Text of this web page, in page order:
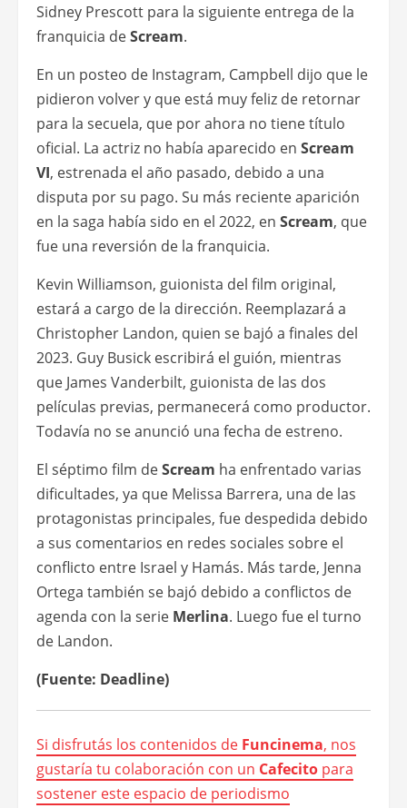
Sidney Prescott para la siguiente entrega de la
franquicia deScream.
En un posteo de Instagram, Campbell dijo que le
pidieron volver y que está muy feliz de retornar
para la secuela, que por ahora no tiene título
oficial. La actriz no había aparecido en Scream
VI, estrenada el año pasado, debido a una
disputa por su pago. Su más reciente aparición
en la saga había sido en el 2022, en Scream, que
fue una reversión de la franquicia.
Kevin Williamson, guionista del film original,
estará a cargo de la dirección. Reemplazará a
Christopher Landon, quien se bajó a finales del
2023. Guy Busick escribirá el guión, mientras
que James Vanderbilt, guionista de las dos
películas previas, permanecerá como productor.
Todavía no se anunció una fecha de estreno.
El séptimo film deScream ha enfrentado varias
dificultades, ya que Melissa Barrera, una de las
protagonistas principales, fue despedida debido
a sus comentarios en redes sociales sobre el
conflicto entre Israel y Hamás. Más tarde, Jenna
Ortega también se bajó debido a conflictos de
agenda con la serie Merlina. Luego fue el turno
de Landon.
(Fuente: Deadline)
Si disfrutás los contenidos de Funcinema, nos
gustaría tu colaboración con un Cafecito para
sostener este espacio de periodismo